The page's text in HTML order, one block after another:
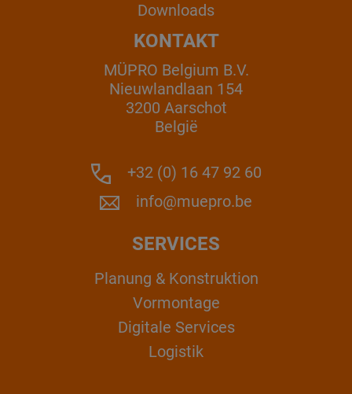
Downloads
KONTAKT
MÜPRO Belgium B.V.
Nieuwlandlaan 154
3200 Aarschot
België
+32 (0) 16 47 92 60
info@muepro.be
SERVICES
Planung & Konstruktion
Vormontage
Digitale Services
Logistik